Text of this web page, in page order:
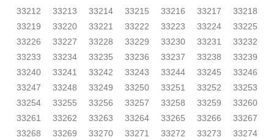
33212
33213 33214 33215 33216 33217
33218
33219
33220 33221 33222 33223 33224
33225
33226
33227 33228 33229 33230 33231
33232
33233
33234 33235 33236 33237 33238
33239
33240
33241 33242 33243 33244 33245
33246
33247
33248 33249 33250 33251 33252
33253
33254
33255 33256 33257 33258 33259
33260
33261
33262 33263 33264 33265 33266
33267
33268
33269 33270 33271 33272 33273
33274